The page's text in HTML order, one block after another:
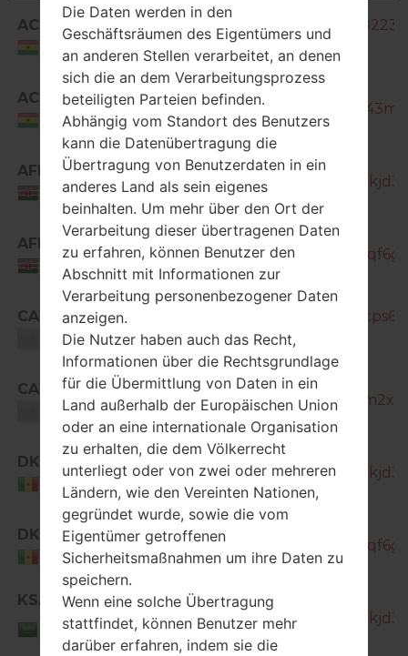
Region
Dateiname
ACR
SM-
ACR
Ghana
SM-
AFR
Kenya
SM-
AFR
Kenya
SM-
CAU
Unknown
SM-
CAU
Unknown
SM-
DKR
Senegal
SM-
DKR
Senegal
SM-
KSA
Saudi
Arabia
SM-
Die Daten werden in den
Geschäftsräumen des Eigentümers und
an anderen Stellen verarbeitet, an denen
sich die an dem Verarbeitungsprozess
beteiligten Parteien befinden.
Abhängig vom Standort des Benutzers
kann die Datenübertragung die
Übertragung von Benutzerdaten in ein
anderes Land als sein eigenes
beinhalten. Um mehr über den Ort der
Verarbeitung dieser übertragenen Daten
zu erfahren, können Benutzer den
Abschnitt mit Informationen zur
Verarbeitung personenbezogener Daten
anzeigen.
Die Nutzer haben auch das Recht,
Informationen über die Rechtsgrundlage
für die Übermittlung von Daten in ein
Land außerhalb der Europäischen Union
oder an eine internationale Organisation
zu erhalten, die dem Völkerrecht
unterliegt oder von zwei oder mehreren
Ländern, wie den Vereinten Nationen,
gegründet wurde, sowie die vom
Eigentümer getroffenen
Sicherheitsmaßnahmen um ihre Daten zu
speichern.
Wenn eine solche Übertragung
stattfindet, können Benutzer mehr
darüber erfahren, indem sie die